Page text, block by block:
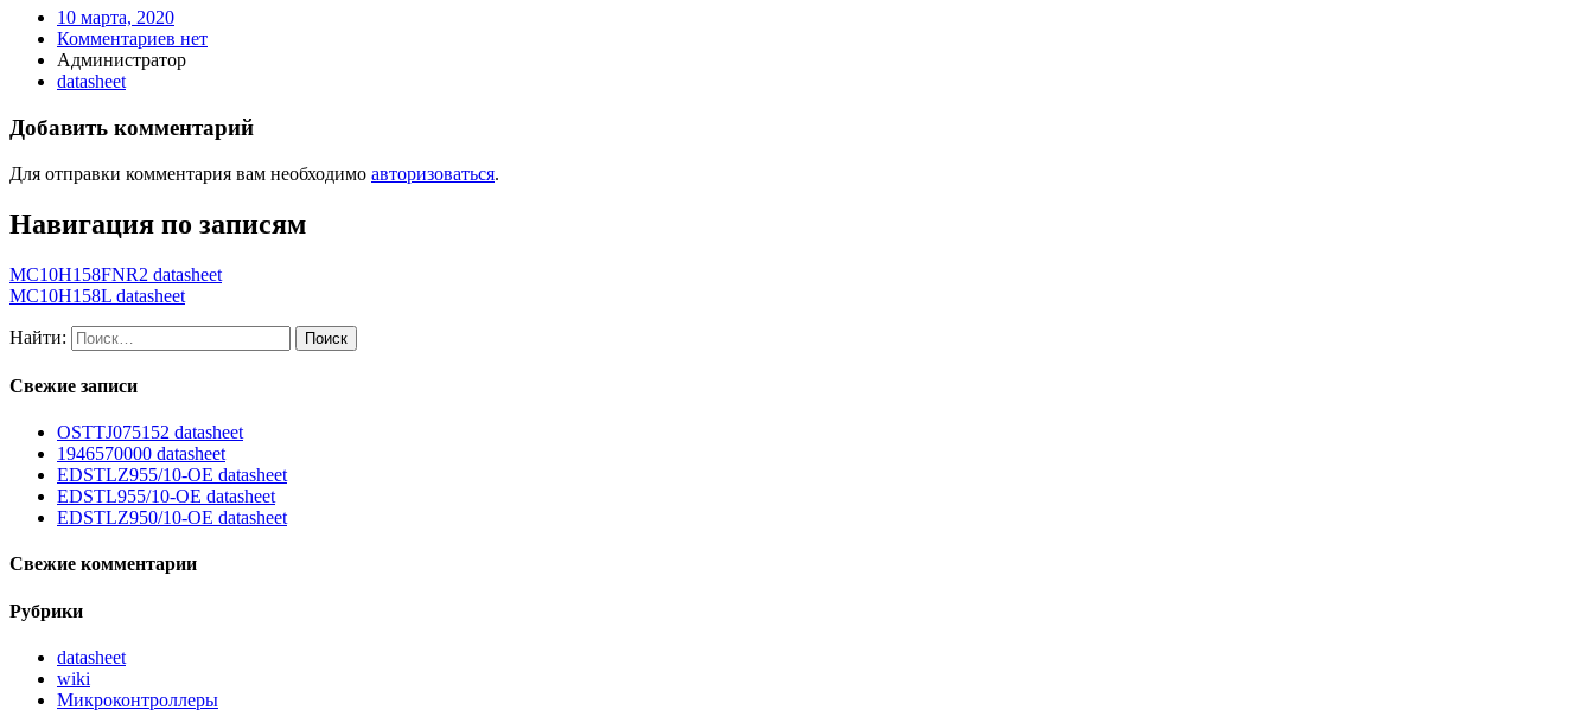
10 марта, 2020
Комментариев нет
Администратор
datasheet
Добавить комментарий
Для отправки комментария вам необходимо авторизоваться.
Навигация по записям
MC10H158FNR2 datasheet
MC10H158L datasheet
Найти:
Свежие записи
OSTTJ075152 datasheet
1946570000 datasheet
EDSTLZ955/10-OE datasheet
EDSTL955/10-OE datasheet
EDSTLZ950/10-OE datasheet
Свежие комментарии
Рубрики
datasheet
wiki
Микроконтроллеры